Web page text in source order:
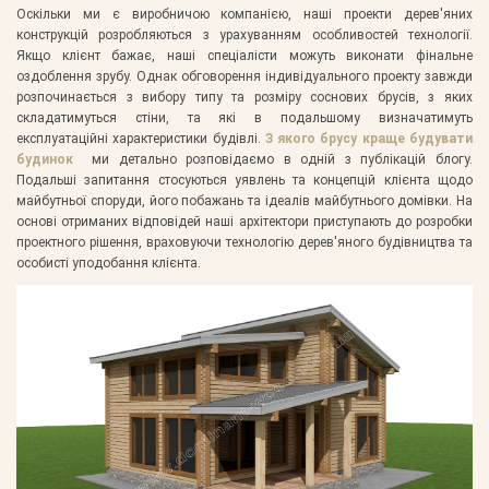
Оскільки ми є виробничою компанією, наші проекти дерев'яних
конструкцій розробляються з урахуванням особливостей технології.
Якщо клієнт бажає, наші спеціалісти можуть виконати фінальне
оздоблення зрубу. Однак обговорення індивідуального проекту завжди
розпочинається з вибору типу та розміру соснових брусів, з яких
складатимуться стіни, та які в подальшому визначатимуть
експлуатаційні характеристики будівлі. З якого брусу краще будувати
будинок ми детально розповідаємо в одній з публікацій блогу.
Подальші запитання стосуються уявлень та концепцій клієнта щодо
майбутньої споруди, його побажань та ідеалів майбутнього домівки. На
основі отриманих відповідей наші архітектори приступають до розробки
проектного рішення, враховуючи технологію дерев'яного будівництва та
особисті уподобання клієнта.